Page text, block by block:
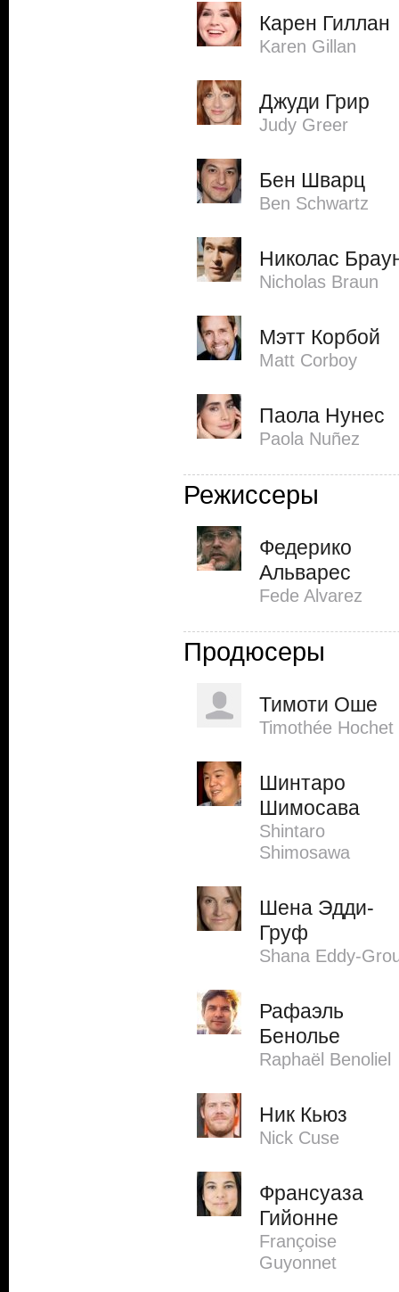
Карен Гиллан
Karen Gillan
Джуди Грир
Judy Greer
Бен Шварц
Ben Schwartz
Николас
Nicholas Braun
Мэтт Корбой
Matt Corboy
Паола Нунес
Paola Nuñez
Режиссеры
Федерико
Альварес
Fede Alvarez
Продюсеры
Тимоти Оше
Timothée Hochet
Шинтаро
Шимосава
Shintaro
Shimosawa
Шена Эдди-
Груф
Shana Eddy-
Рафаэль
Бенолье
Raphaël Benoliel
Ник Кьюз
Nick Cuse
Франсуаза
Гийонне
Françoise
Guyonnet